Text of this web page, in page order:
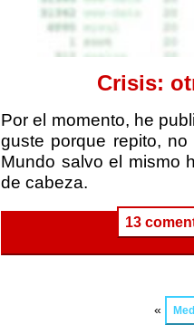
Crisis:
Por el momento, he
guste porque repito,
Mundo salvo el mismo
de cabeza.
13
«